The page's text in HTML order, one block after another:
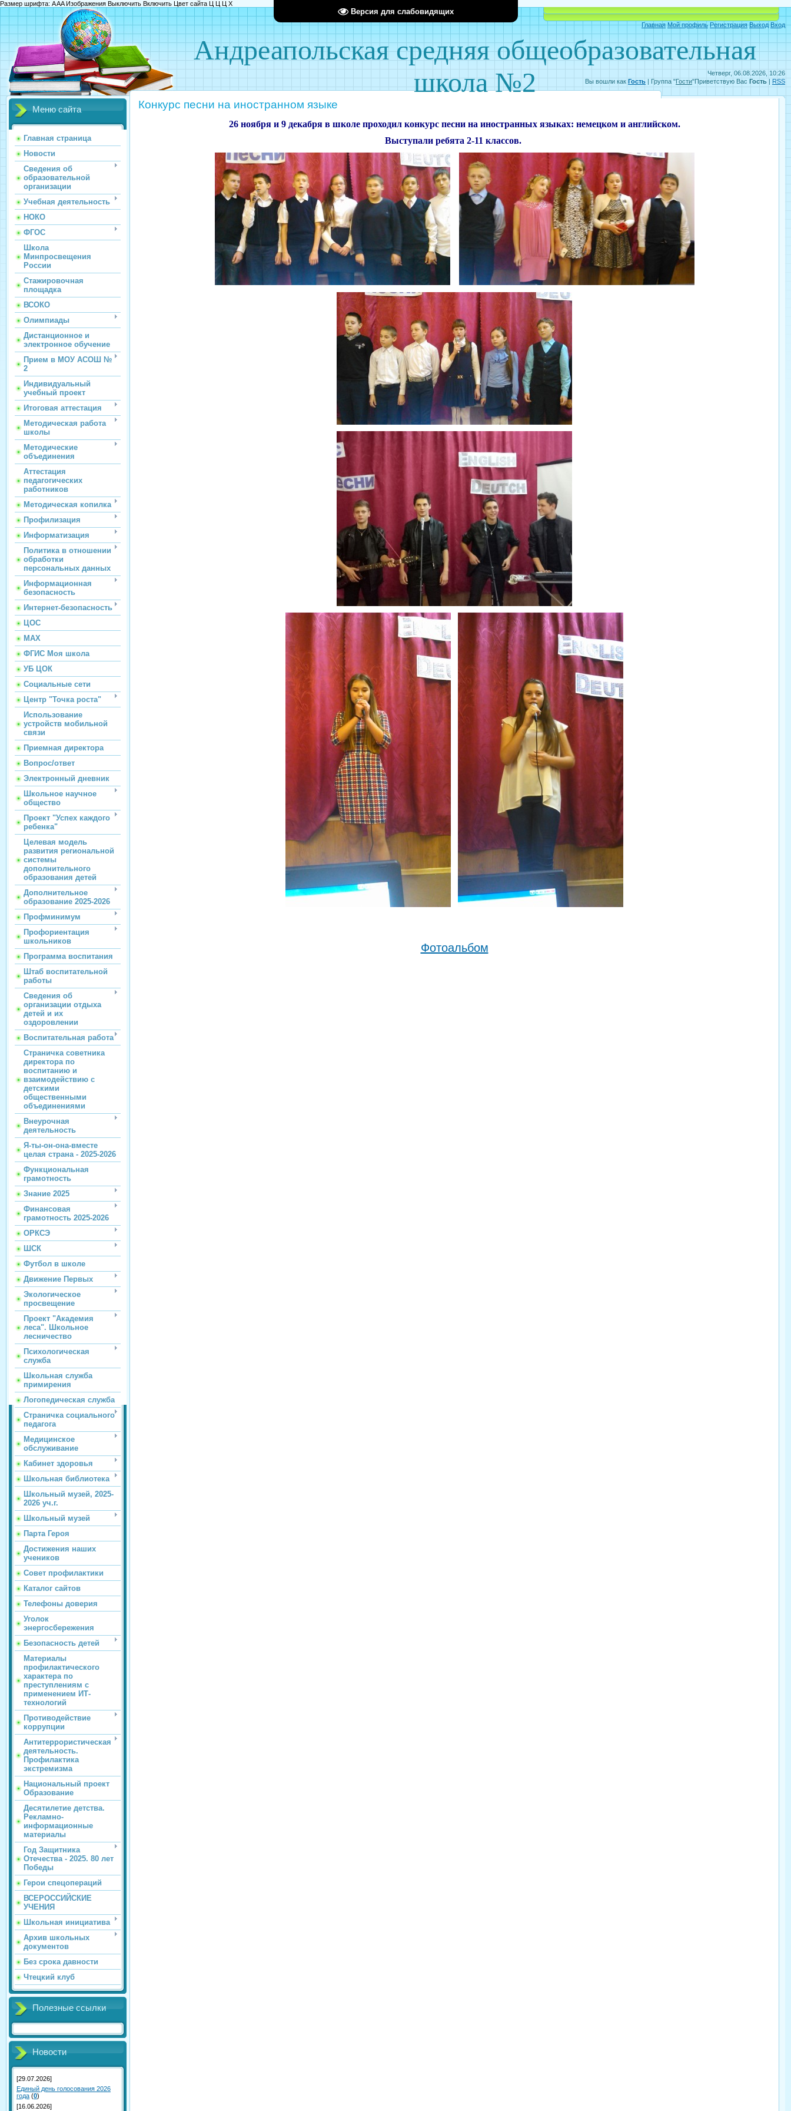
Версия для слабовидящих
Размер шрифта: AAAИзображения Выключить Включить Цвет сайта Ц Ц Ц Х
Четверг, 06.08.2026, 10:26
Вы вошли как Гость | Группа "Гости"Приветствую Вас Гость | RSS
Андреапольская средняя общеобразовательная
школа №2
Главная Мой профиль Регистрация Выход Вход
Объявления Электронный дневник
Меню сайта
Главная страница
Новости
Сведения об
образовательной
организации
Учебная деятельность
НОКО
ФГОС
Школа
Минпросвещения
России
Стажировочная
площадка
ВСОКО
Олимпиады
Дистанционное и
электронное обучение
Прием в МОУ АСОШ №
2
Индивидуальный
учебный проект
Итоговая аттестация
Методическая работа
школы
Методические
объединения
Аттестация
педагогических
работников
Методическая копилка
Профилизация
Информатизация
Политика в отношении
обработки
персональных данных
Информационная
безопасность
Интернет-безопасность
ЦОС
МАХ
ФГИС Моя школа
УБ ЦОК
Социальные сети
Центр "Точка роста"
Использование
устройств мобильной
связи
Приемная директора
Вопрос/ответ
Электронный дневник
Школьное научное
общество
Проект "Успех каждого
ребенка"
Целевая модель
развития региональной
системы
дополнительного
образования детей
Дополнительное
образование 2025-2026
Профминимум
Профориентация
школьников
Программа воспитания
Штаб воспитательной
работы
Сведения об
организации отдыха
детей и их
оздоровлении
Воспитательная работа
Страничка советника
директора по
воспитанию и
взаимодействию с
детскими
общественными
объединениями
Внеурочная
деятельность
Я-ты-он-она-вместе
целая страна - 2025-2026
Функциональная
грамотность
Знание 2025
Финансовая
грамотность 2025-2026
ОРКСЭ
ШСК
Футбол в школе
Движение Первых
Экологическое
просвещение
Проект "Академия
леса". Школьное
лесничество
Психологическая
служба
Школьная служба
примирения
Логопедическая служба
Страничка социального
педагога
Медицинское
обслуживание
Кабинет здоровья
Школьная библиотека
Школьный музей, 2025-
2026 уч.г.
Школьный музей
Парта Героя
Достижения наших
учеников
Совет профилактики
Каталог сайтов
Телефоны доверия
Уголок
энергосбережения
Безопасность детей
Материалы
профилактического
характера по
преступлениям с
применением ИТ-
технологий
Противодействие
коррупции
Антитеррористическая
деятельность.
Профилактика
экстремизма
Национальный проект
Образование
Десятилетие детства.
Рекламно-
информационные
материалы
Год Защитника
Отечества - 2025. 80 лет
Победы
Герои спецопераций
ВСЕРОССИЙСКИЕ
УЧЕНИЯ
Школьная инициатива
Архив школьных
документов
Без срока давности
Чтецкий клуб
Полезные ссылки
Новости
[29.07.2026]
Единый день голосования 2026
года (0)
[16.06.2026]
Конкурс песни на иностранном языке
26 ноября и 9 декабря в школе проходил конкурс песни на иностранных языках: немецком и английском.
Выступали ребята 2-11 классов.
Фотоальбом